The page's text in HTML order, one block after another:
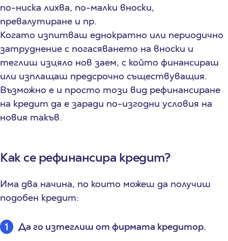
по-ниска лихва, по-малки вноски,
превалутиране и пр.
Когато изпитваш еднократно или периодично
затруднение с погасяването на вноски и
теглиш изцяло нов заем, с който финансираш
или изплащаш предсрочно съществуващия.
Възможно е и просто този вид рефинансиране
на кредит да е заради по-изгодни условия на
новия такъв.
Как се рефинансира кредит?
Има два начина, по които можеш да получиш
подобен кредит:
Да го изтеглиш от фирмата кредитор.